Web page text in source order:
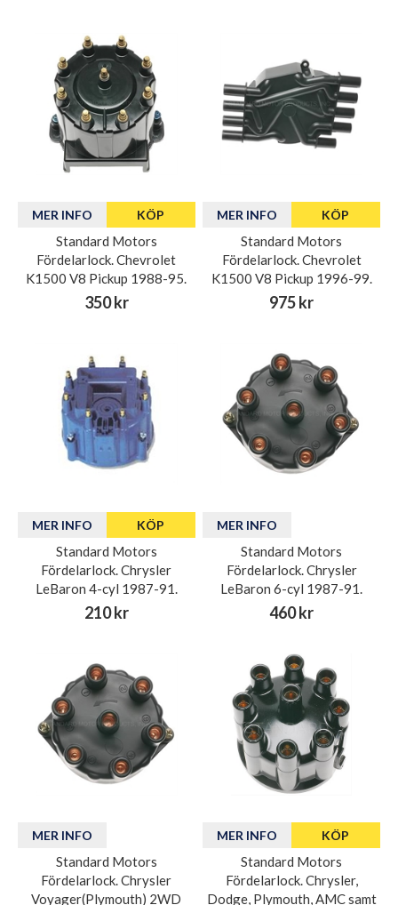
MER INFO KÖP
Standard Motors
Fördelarlock. Chevrolet
K1500 V8 Pickup 1988-95.
350 kr
MER INFO KÖP
Standard Motors
Fördelarlock. Chevrolet
K1500 V8 Pickup 1996-99.
975 kr
MER INFO KÖP
Standard Motors
Fördelarlock. Chrysler
LeBaron 4-cyl 1987-91.
210 kr
MER INFO
Standard Motors
Fördelarlock. Chrysler
LeBaron 6-cyl 1987-91.
460 kr
MER INFO
Standard Motors
Fördelarlock. Chrysler
Voyager(Plymouth) 2WD
MER INFO KÖP
Standard Motors
Fördelarlock. Chrysler,
Dodge, Plymouth, AMC samt